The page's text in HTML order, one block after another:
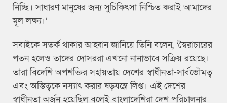
নিচ্ছি। সাধারণ মানুষের জন্য সুচিকিৎসা নিশ্চিত করাই আমাদের
মূল লক্ষ্য।’
সবাইকে সতর্ক থাকার আহ্বান জানিয়ে তিনি বলেন, ‘স্বৈরাচারের
পতন হলেও তাদের দোসররা এখনো নানাভাবে সক্রিয় রয়েছে।
তারা বিদেশি অপশক্তির সহায়তায় দেশের স্বাধীনতা-সার্বভৌমত্ব
এবং অস্তিত্বকে নস্যাৎ করার ষড়যন্ত্রে লিপ্ত। এই দেশের
স্বাধীনতা অর্জন হয়েছিল বলেই বাংলাদেশিরা দেশ পরিচালনার